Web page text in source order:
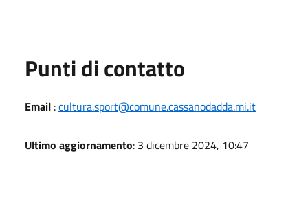
Punti di contatto
Email :cultura.sport@comune.cassanodadda.mi.it
Ultimo aggiornamento: 3 dicembre 2024, 10:47